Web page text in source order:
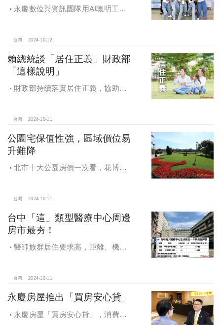
永慶數位與資訊團隊用AI聰明工
灣房產科技發展
台灣 2024-10-12
賴總統談「居住正義」財政部
「這樣說明」
財政部持續落實居住正義，協助經
台灣 2024-10-11
公園宅保值性強，區域價位易
升難降
北市十大公園房價一次看，花博年
台灣 2024-10-11
台中「這」類型醫療中心周邊
房市最夯！
醫師族群居住要求高，距離、機能
台灣 2024-10-11
永慶房屋推出「買房安心貸」
永慶房屋「買房安心貸」，消費者